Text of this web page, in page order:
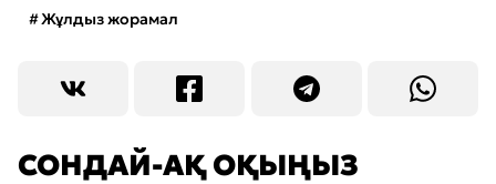
Жұлдыз жорамал
СОНДАЙ-АҚ ОҚЫҢЫЗ